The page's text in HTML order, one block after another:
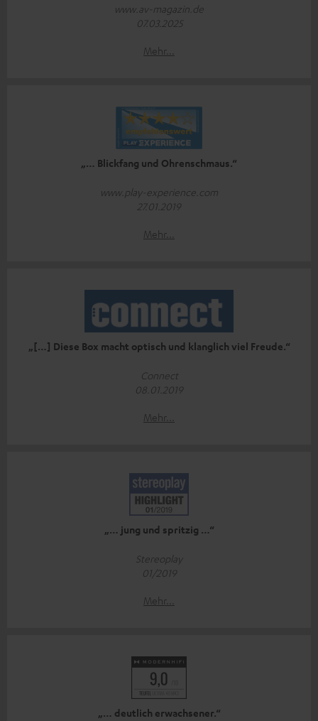
www.av-magazin.de
07.03.2025
Mehr...
„… Blickfang und Ohrenschmaus.“
www.play-experience.com
27.01.2019
Mehr...
„[…] Diese Box macht optisch und klanglich viel Freude.“
Connect
08.01.2019
Mehr...
„… jung und spritzig …“
Stereoplay
01/2019
Mehr...
„… deutlich erwachsener.“